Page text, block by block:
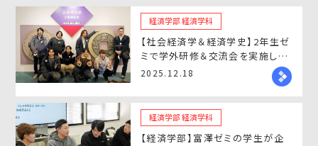
経済学部 経済学科
【社会経済学＆経済学史】2年生ゼ
ミで学外研修＆交流会を実施しま
した！
2025.12.18
経済学部 経済学科
【経済学部】富澤ゼミの学生が企